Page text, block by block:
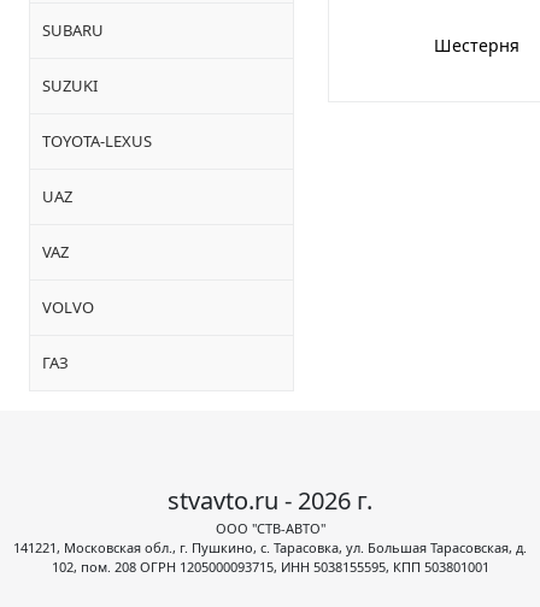
SUBARU
SUZUKI
TOYOTA-LEXUS
UAZ
VAZ
VOLVO
ГАЗ
Шестерня
stvavto.ru - 2026 г.
ООО "СТВ-АВТО"
141221, Московская обл., г. Пушкино, с. Тарасовка, ул. Большая Тарасовская, д.
102, пом. 208 ОГРН 1205000093715, ИНН 5038155595, КПП 503801001